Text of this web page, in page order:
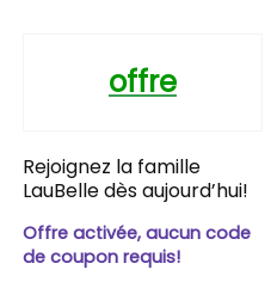
offre
Rejoignez la famille
LauBelle dès aujourd’hui!
Offre activée, aucun code
de coupon requis!